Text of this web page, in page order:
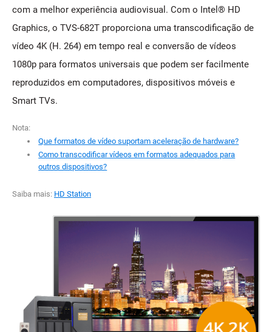
com a melhor experiência audiovisual. Com o Intel® HD
Graphics, o TVS-682T proporciona uma transcodificação de
vídeo 4K (H. 264) em tempo real e conversão de vídeos
1080p para formatos universais que podem ser facilmente
reproduzidos em computadores, dispositivos móveis e
Smart TVs.
Nota:
Que formatos de vídeo suportam aceleração de hardware?
Como transcodificar vídeos em formatos adequados para
outros dispositivos?
Saiba mais: HD Station